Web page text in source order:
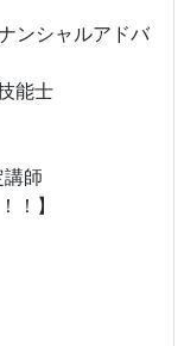
ンシャルアドバ
能士
講師
！】